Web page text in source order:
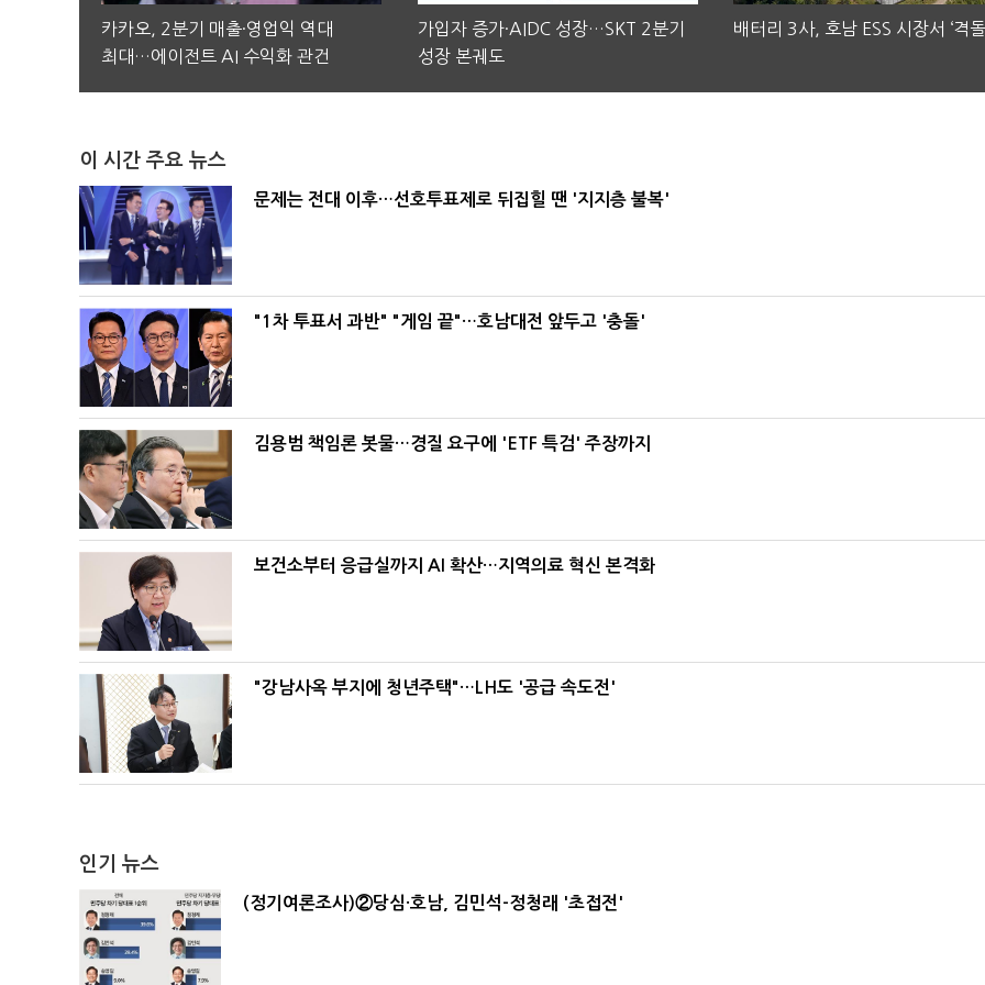
카카오, 2분기 매출·영업익 역대
최대…에이전트 AI 수익화 관건
가입자 증가·AIDC 성장…SKT 2분기
성장 본궤도
배터리 3사, 호남 ESS 시장서 ‘격돌
이 시간 주요 뉴스
문제는 전대 이후…선호투표제로 뒤집힐 땐 '지지층 불복'
"1차 투표서 과반" "게임 끝"…호남대전 앞두고 '충돌'
김용범 책임론 봇물…경질 요구에 'ETF 특검' 주장까지
보건소부터 응급실까지 AI 확산…지역의료 혁신 본격화
"강남사옥 부지에 청년주택"…LH도 '공급 속도전'
인기 뉴스
(정기여론조사)②당심·호남, 김민석-정청래 '초접전'